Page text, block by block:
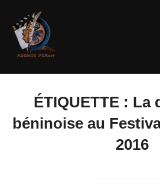
ÉTIQUETTE : La
béninoise au
2016